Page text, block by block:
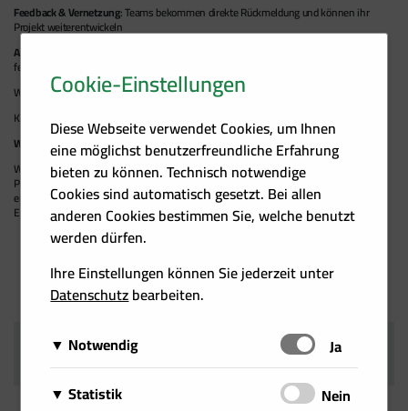
Feedback & Vernetzung: Teams bekommen direkte Rückmeldung und können ihr
Projekt weiterentwickeln
Auszeichnung
feierlich prämiert!
Website:www.hackthefuture.at
Kontakt:
info@
hackthefuture.at
Warum mitmachen?
Weil gute Ideen Sichtbarkeit verdienen. Hack the Future bietet die Möglichkeit, ein
Projekt auf eine Bühne zu bringen, Feedback von ExpertInnen und MentorInnen zu
erhalten und die nächsten Entwicklungsschritte zu schärfen. Die besten
Einreichungen werden ausgezeichnet.
Cookie-Einstellungen
Diese Webseite verwendet Cookies, um Ihnen
eine möglichst benutzerfreundliche Erfahrung
bieten zu können. Technisch notwendige
Cookies sind automatisch gesetzt. Bei allen
anderen Cookies bestimmen Sie, welche benutzt
werden dürfen.
Ihre Einstellungen können Sie jederzeit unter
Datenschutzbearbeiten.
Notwendig
Schalten
Ja
Diese Cookies sind für das Funktionieren der Website
erforderlich und können daher nicht deaktiviert
Matomo
Statistik SchaltenNein